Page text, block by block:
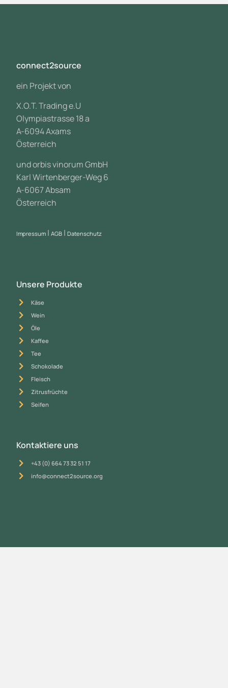
connect2source
ein Projekt von
X.O.T. Trading e.U
Olympiastrasse 18 a
A-6094 Axams
Österreich
und orbis vinorum GmbH
Karl Wirtenberger-Weg 6
A-6067 Absam
Österreich
Impressum | AGB | Datenschutz
Unsere Produkte
Käse
Wein
Öle
Kaffee
Tee
Schokolade
Fleisch
Zitrusfrüchte
Seifen
Kontaktiere uns
+43 (0) 664 73 32 51 17
info@connect2source.org